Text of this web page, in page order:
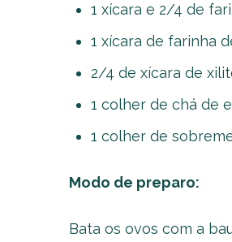
1 xícara e 2/4 de
1 xícara de farinha
2/4 de xícara de
1 colher de chá de
1 colher de
Modo de preparo:
Bata os ovos com a